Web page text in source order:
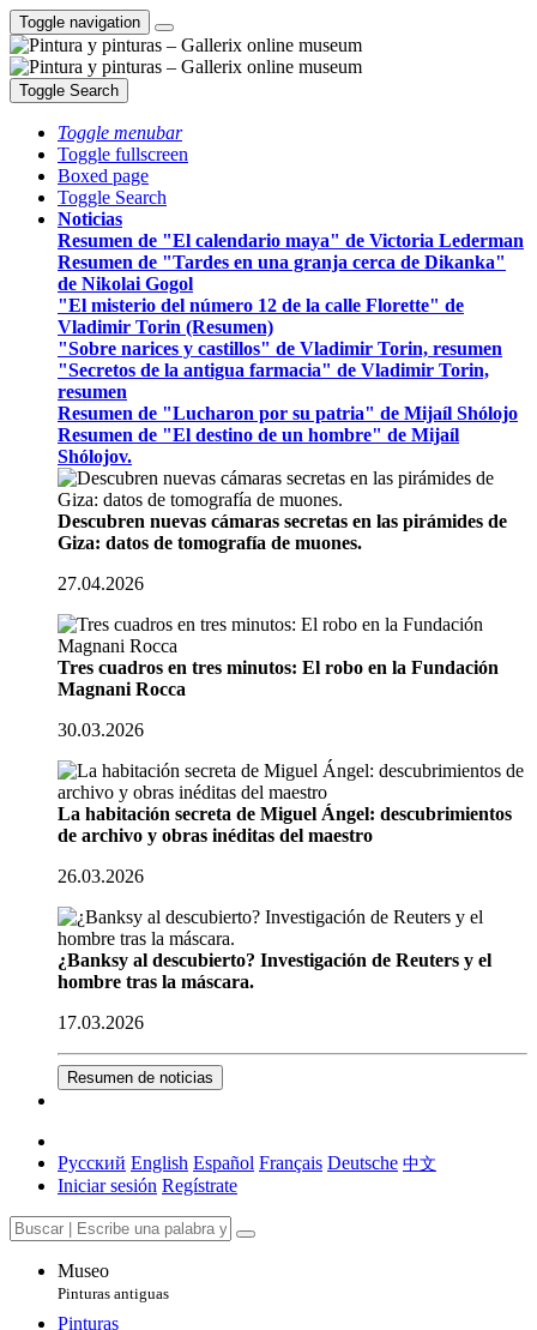
Toggle navigation
Toggle Search
Toggle menubar
Toggle fullscreen
Boxed page
Toggle Search
Noticias
Resumen de "El calendario maya" de Victoria Lederman
Resumen de "Tardes en una granja cerca de Dikanka"
de Nikolai Gogol
"El misterio del número 12 de la calle Florette" de
Vladimir Torin (Resumen)
"Sobre narices y castillos" de Vladimir Torin, resumen
"Secretos de la antigua farmacia" de Vladimir Torin,
resumen
Resumen de "Lucharon por su patria" de Mijaíl Shólojo
Resumen de "El destino de un hombre" de Mijaíl
Shólojov.
Descubren nuevas cámaras secretas en las pirámides de
Giza: datos de tomografía de muones.
27.04.2026
Tres cuadros en tres minutos: El robo en la Fundación
Magnani Rocca
30.03.2026
La habitación secreta de Miguel Ángel: descubrimientos
de archivo y obras inéditas del maestro
26.03.2026
¿Banksy al descubierto? Investigación de Reuters y el
hombre tras la máscara.
17.03.2026
Resumen de noticias
Русский English Español Français Deutsche 中文
Iniciar sesión Regístrate
Museo
Pinturas antiguas
Pinturas